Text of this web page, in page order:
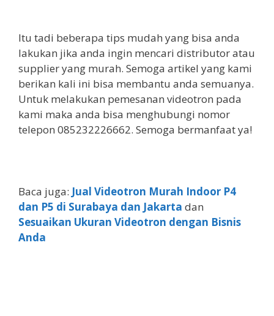
Itu tadi beberapa tips mudah yang bisa anda
lakukan jika anda ingin mencari distributor atau
supplier yang murah. Semoga artikel yang kami
berikan kali ini bisa membantu anda semuanya.
Untuk melakukan pemesanan videotron pada
kami maka anda bisa menghubungi nomor
telepon 085232226662. Semoga bermanfaat ya!
Baca juga: Jual Videotron Murah Indoor P4
dan P5 di Surabaya dan Jakarta dan
Sesuaikan Ukuran Videotron dengan Bisnis
Anda